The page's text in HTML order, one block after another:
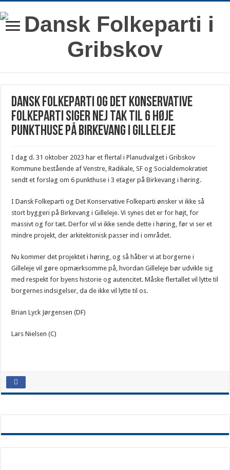
Dansk Folkeparti og Det Konservative
Folkeparti siger nej tak til 6 høje
punkthuse på Birkevang i Gilleleje
I dag d. 31 oktober 2023 har et flertal i Planudvalget i Gribskov
Kommune bestående af Venstre, Radikale, SF og Socialdemokratiet
sendt et forslag om 6 punkthuse i 3 etager på Birkevang i høring.
I Dansk Folkeparti og Det Konservative Folkeparti ønsker vi ikke så
stort byggeri på Birkevang i Gilleleje. Vi synes det er for højt, for
massivt og for tæt. Derfor vil vi ikke sende dette i høring, før vi ser et
mindre projekt, der arkitektonisk passer ind i området.
Nu kommer det projektet i høring, og så håber vi at borgerne i
Gilleleje vil gøre opmærksomme på, hvordan Gilleleje bør udvikle sig
med respekt for byens historie og autencitet. Måske flertallet vil lytte til
borgernes indsigelser, da de ikke vil lytte til os.
Brian Lyck Jørgensen (DF)
Lars Nielsen (C)